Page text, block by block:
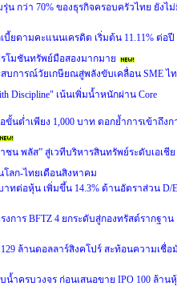
น กว่า 70% ของธุรกิจครอบครัวไทย ยังไ
ยตามคะแนนเครดิต เริ่มต้น 11.11% ต่อปี
รโมชันทรัพย์มือสองมากมาย
ะสบการณ์วัยเกษียณสู่พลังขับเคลื่อน SME ไ
Discipline" เน้นเพิ่มน้ำหนักผ่าน Core
นต่ำเพียง 1,000 บาท ตอกย้ำการเข้าถึงก
ชน พลัส” สู่เวทีบริหารสินทรัพย์ระดับเอเชีย
ลก-ไทยเดือนสิงหาคม
าทต่อหุ้น เพิ่มขึ้น 14.3% ด้านอัตราส่วน D/E
งการ BFTZ 4 ยกระดับสู่กองทรัสต์รากฐาน
129 ล้านดอลลาร์สิงคโปร์ สะท้อนความเชื่อ
ำครบวงจร ก่อนเสนอขาย IPO 100 ล้าน